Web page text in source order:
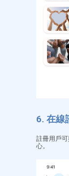
6. 在線
註冊用戶
心。